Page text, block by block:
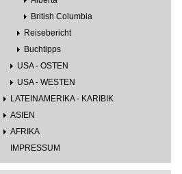
British Columbia
Reisebericht
Buchtipps
USA - OSTEN
USA - WESTEN
LATEINAMERIKA - KARIBIK
ASIEN
AFRIKA
IMPRESSUM